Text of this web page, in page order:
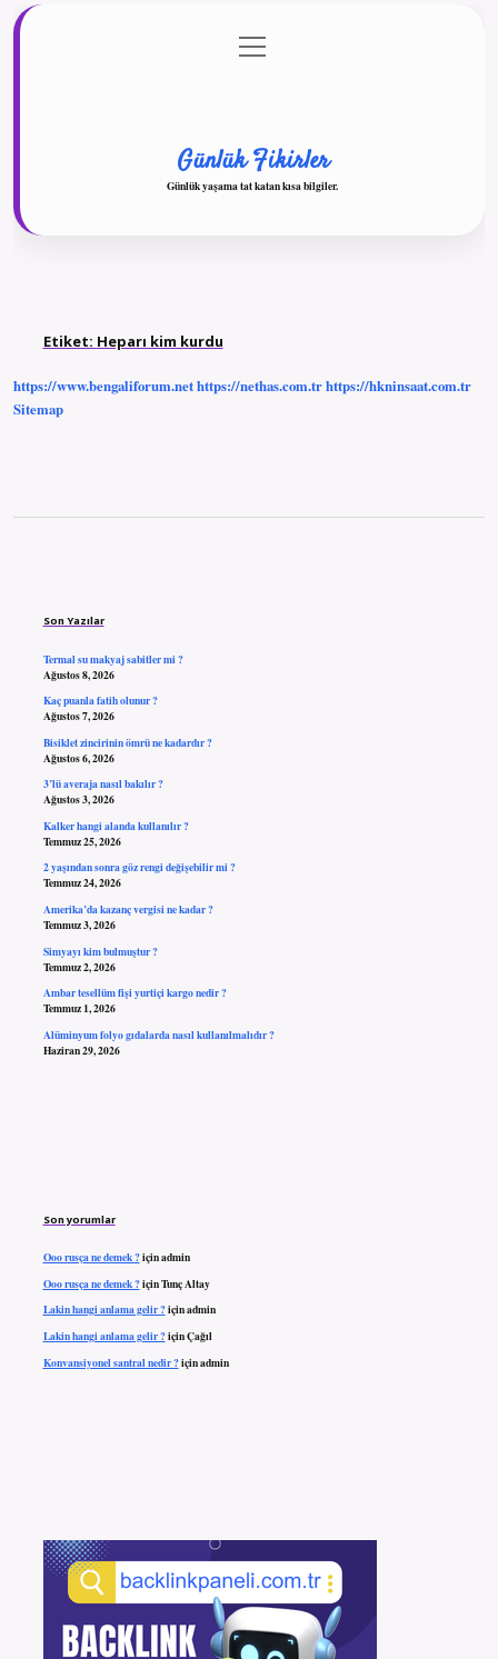
Gizlilik Politikası
menüyü
aç
Günlük Fikirler
Günlük yaşama tat katan kısa bilgiler.
Etiket: Heparı kim kurdu
https://www.bengaliforum.nethttps://nethas.com.trhttps://hkninsaat.com.tr
Sitemap
Son Yazılar
Termal su makyaj sabitler mi ?
Ağustos 8, 2026
Kaç puanla fatih olunur ?
Ağustos 7, 2026
Bisiklet zincirinin ömrü ne kadardır ?
Ağustos 6, 2026
3’lü averaja nasıl bakılır ?
Ağustos 3, 2026
Kalker hangi alanda kullanılır ?
Temmuz 25, 2026
2 yaşından sonra göz rengi değişebilir mi ?
Temmuz 24, 2026
Amerika’da kazanç vergisi ne kadar ?
Temmuz 3, 2026
Simyayı kim bulmuştur ?
Temmuz 2, 2026
Ambar tesellüm fişi yurtiçi kargo nedir ?
Temmuz 1, 2026
Alüminyum folyo gıdalarda nasıl kullanılmalıdır ?
Haziran 29, 2026
Son yorumlar
Ooo rusça ne demek ?içinadmin
Ooo rusça ne demek ?içinTunç Altay
Lakin hangi anlama gelir ?içinadmin
Lakin hangi anlama gelir ?içinÇağıl
Konvansiyonel santral nedir ?içinadmin